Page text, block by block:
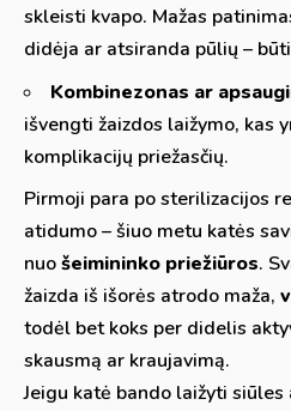
skleisti kvapo. Mažas
didėja ar atsiranda pūlių –
Kombinezonas ar
išvengti žaizdos laižymo, kas
komplikacijų priežasčių.
Pirmoji para po sterilizacijos
atidumo – šiuo metu katės
nuošeimininko priežiūros.
žaizda iš išorės atrodo maža,
todėl bet koks per didelis
skausmą ar kraujavimą.
Jeigu katė bando laižyti